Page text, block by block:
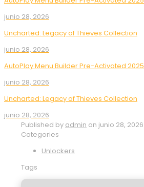
junio 28, 2026
Uncharted: Legacy of Thieves Collection
junio 28, 2026
AutoPlay Menu Builder Pre-Activated 2025
junio 28, 2026
Uncharted: Legacy of Thieves Collection
junio 28, 2026
Published by admin on junio 28, 2026
Categories
Unlockers
Tags